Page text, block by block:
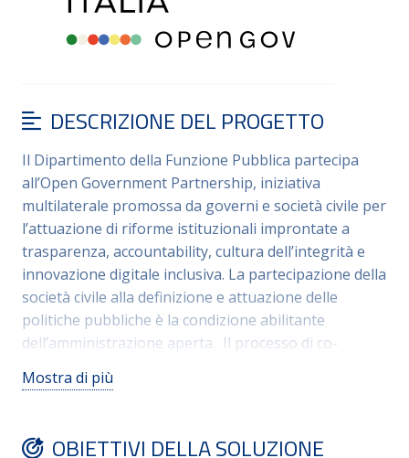
DESCRIZIONE DEL PROGETTO
Il Dipartimento della Funzione Pubblica partecipa
all’Open Government Partnership, iniziativa
multilaterale promossa da governi e società civile per
l’attuazione di riforme istituzionali improntate a
trasparenza, accountability, cultura dell’integrità e
innovazione digitale inclusiva. La partecipazione della
società civile alla definizione e attuazione delle
politiche pubbliche è la condizione abilitante
dell’amministrazione aperta. Il processo di co-
aperto, realizzato dalla community di OGP Italia, ha
progettare le seguenti nuove forme di
Mostra di più
OBIETTIVI DELLA SOLUZIONE